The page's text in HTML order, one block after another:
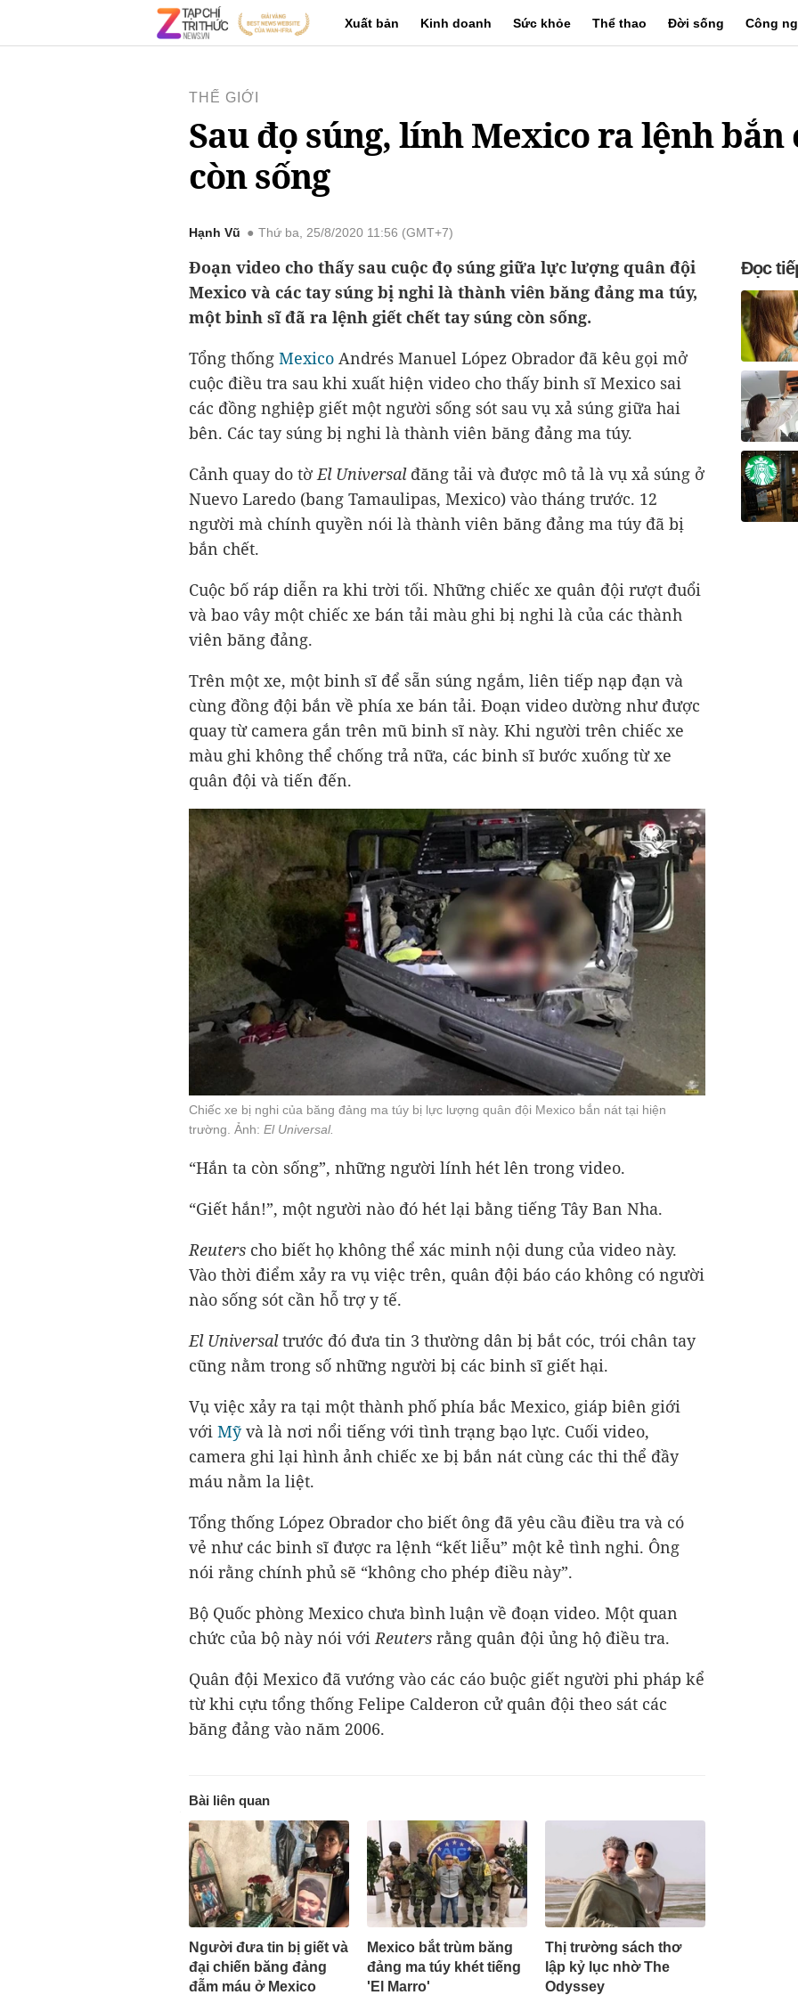
Xuất bản Kinh doanh Sức khỏe Thể thao Đời sống Công
THẾ GIỚI
Sau đọ súng, lính Mexico ra lệnh
còn sống
Hạnh Vũ Thứ ba, 25/8/2020 11:56 (GMT+7)
Đoạn video cho thấy sau cuộc đọ súng giữa lực lượng quân đội
Mexico và các tay súng bị nghi là thành viên băng đảng ma túy,
một binh sĩ đã ra lệnh giết chết tay súng còn sống.
Tổng thống Mexico Andrés Manuel López Obrador đã kêu gọi mở
cuộc điều tra sau khi xuất hiện video cho thấy binh sĩ Mexico sai
các đồng nghiệp giết một người sống sót sau vụ xả súng giữa hai
bên. Các tay súng bị nghi là thành viên băng đảng ma túy.
Cảnh quay do tờEl Universalđăng tải và được mô tả là vụ xả súng ở
Nuevo Laredo (bang Tamaulipas, Mexico) vào tháng trước. 12
người mà chính quyền nói là thành viên băng đảng ma túy đã bị
bắn chết.
Cuộc bố ráp diễn ra khi trời tối. Những chiếc xe quân đội rượt đuổi
và bao vây một chiếc xe bán tải màu ghi bị nghi là của các thành
viên băng đảng.
Trên một xe, một binh sĩ để sẵn súng ngắm, liên tiếp nạp đạn và
cùng đồng đội bắn về phía xe bán tải. Đoạn video dường như được
quay từ camera gắn trên mũ binh sĩ này. Khi người trên chiếc xe
màu ghi không thể chống trả nữa, các binh sĩ bước xuống từ xe
quân đội và tiến đến.
Chiếc xe bị nghi của băng đảng ma túy bị lực lượng quân đội Mexico bắn nát tại hiện
trường. Ảnh: El Universal.
“Hắn ta còn sống”, những người lính hét lên trong video.
“Giết hắn!”, một người nào đó hét lại bằng tiếng Tây Ban Nha.
Reuters cho biết họ không thể xác minh nội dung của video này.
Vào thời điểm xảy ra vụ việc trên, quân đội báo cáo không có người
nào sống sót cần hỗ trợ y tế.
El Universaltrước đó đưa tin 3 thường dân bị bắt cóc, trói chân tay
cũng nằm trong số những người bị các binh sĩ giết hại.
Vụ việc xảy ra tại một thành phố phía bắc Mexico, giáp biên giới
với Mỹvà là nơi nổi tiếng với tình trạng bạo lực. Cuối video,
camera ghi lại hình ảnh chiếc xe bị bắn nát cùng các thi thể đầy
máu nằm la liệt.
Tổng thống López Obrador cho biết ông đã yêu cầu điều tra và có
vẻ như các binh sĩ được ra lệnh “kết liễu” một kẻ tình nghi. Ông
nói rằng chính phủ sẽ “không cho phép điều này”.
Bộ Quốc phòng Mexico chưa bình luận về đoạn video. Một quan
chức của bộ này nói vớiReuters rằng quân đội ủng hộ điều tra.
Quân đội Mexico đã vướng vào các cáo buộc giết người phi pháp kể
từ khi cựu tổng thống Felipe Calderon cử quân đội theo sát các
băng đảng vào năm 2006.
Bài liên quan
Người đưa tin bị giết và
đại chiến băng đảng
đẫm máu ở Mexico
Mexico bắt trùm băng
đảng ma túy khét tiếng
'El Marro'
Thị trường sách thơ
lập kỷ lục nhờ The
Odyssey
Đọc